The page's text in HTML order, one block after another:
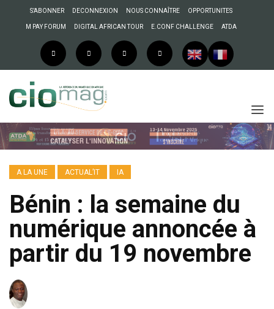
S’ABONNER DECONNEXION NOUS CONNAÎTRE OPPORTUNITES
M PAY FORUM DIGITAL AFRICAN TOUR E.CONF CHALLENGE ATDA
A LA UNE ACTUAL’IT IA
Bénin : la semaine du
numérique annoncée à
partir du 19 novembre